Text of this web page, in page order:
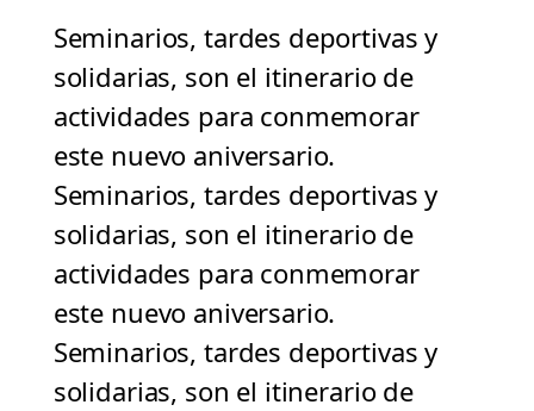
Seminarios, tardes deportivas y
solidarias, son el itinerario de
actividades para conmemorar
este nuevo aniversario.
Seminarios, tardes deportivas y
solidarias, son el itinerario de
actividades para conmemorar
este nuevo aniversario.
Seminarios, tardes deportivas y
solidarias, son el itinerario de